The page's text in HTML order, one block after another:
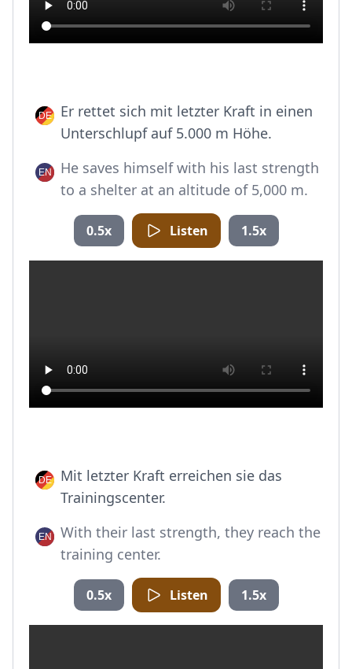
Er rettet sich mit letzter Kraft in einen
Unterschlupf auf 5.000 m Höhe.
He saves himself with his last strength
to a shelter at an altitude of 5,000 m.
0.5x Listen 1.5x
Mit letzter Kraft erreichen sie das
Trainingscenter.
With their last strength, they reach the
training center.
0.5x Listen 1.5x